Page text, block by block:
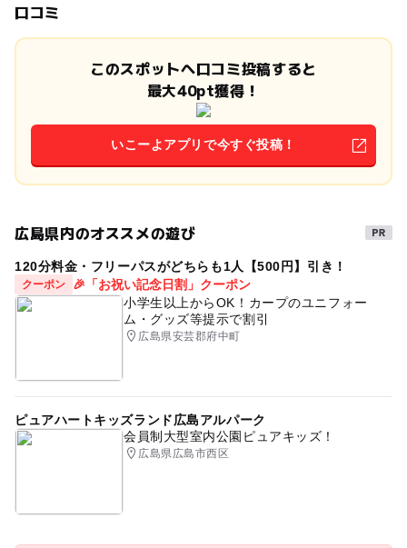
口コミ
このスポットへ口コミ投稿すると
最大40pt獲得！
いこーよアプリで今すぐ投稿！
広島県内のオススメの遊び
120分料金・フリーパスがどちらも1人【500円】引き！
クーポン
🎉「お祝い記念日割」クーポン
小学生以上からOK！カープのユニフォー
ム・グッズ等提示で割引
広島県安芸郡府中町
ピュアハートキッズランド広島アルパーク
会員制大型室内公園ピュアキッズ！
広島県広島市西区